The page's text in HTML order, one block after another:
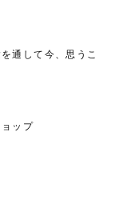
通して今、思うこ
ップ